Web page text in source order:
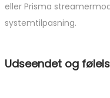
eller Prisma
systemtilpasning.
Udseendet og